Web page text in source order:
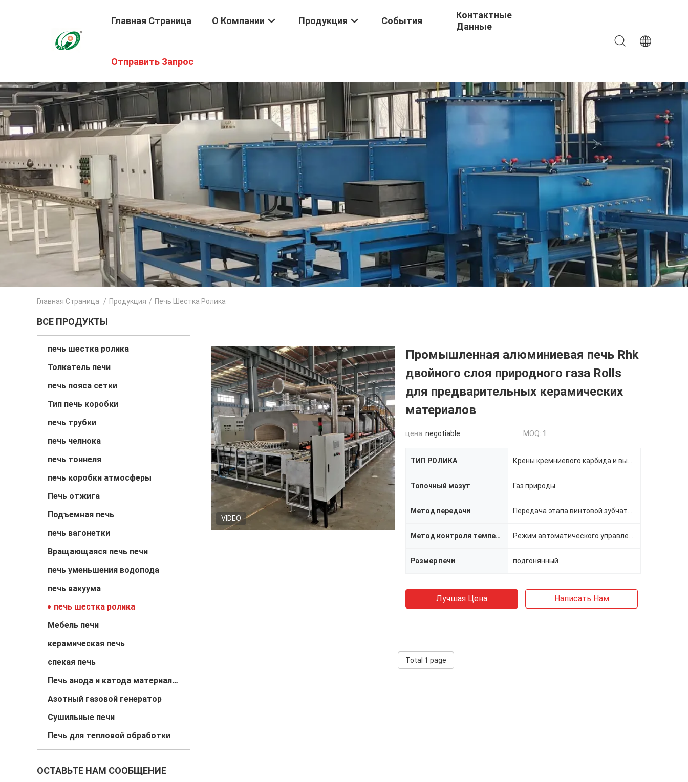
Главная Страница О Компании Продукция События
Контактные
Данные
Отправить Запрос
Главная Страница / Продукция / Печь Шестка Ролика
ВСЕ ПРОДУКТЫ
печь шестка ролика
Толкатель печи
печь пояса сетки
Тип печь коробки
печь трубки
печь челнока
печь тоннеля
печь коробки атмосферы
Печь отжига
Подъемная печь
печь вагонетки
Вращающаяся печь печи
печь уменьшения водопода
печь вакуума
печь шестка ролика
Мебель печи
керамическая печь
спекая печь
Печь анода и катода материальная
Азотный газовой генератор
Сушильные печи
Печь для тепловой обработки
ОСТАВЬТЕ НАМ СООБЩЕНИЕ
VIDEO
Промышленная алюминиевая печь Rhk
двойного слоя природного газа Rolls
для предварительных керамических
материалов
цена: negotiable MOQ: 1
ТИП РОЛИКА
Топочный мазут Газ природы
Метод передачи
Метод контроля температуры
Размер печи подгонянный
Лучшая Цена Написать Нам
Total 1 page